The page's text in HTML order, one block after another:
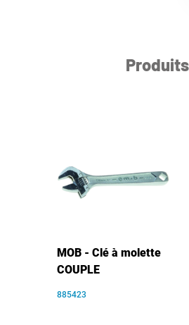
MOB - Clé à molette
COUPLE
885423